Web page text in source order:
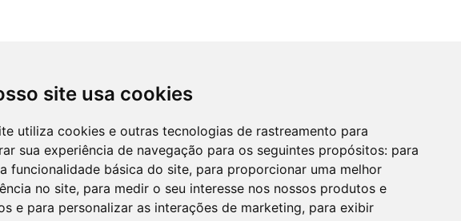
site usa cookies
utiliza cookies e outras tecnologias de rastreamento para
sua experiência de navegação para os seguintes propósitos: para
funcionalidade básica do site, para proporcionar uma melhor
no site, para medir o seu interesse nos nossos produtos e
e para personalizar as interações de marketing, para exibir